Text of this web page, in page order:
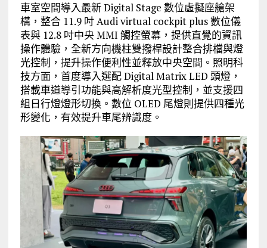
車室空間導入最新 Digital Stage 數位虛擬座艙架
構，整合 11.9 吋 Audi virtual cockpit plus 數位儀
表與 12.8 吋中央 MMI 觸控螢幕，提供直覺的資訊
操作體驗，全新方向機柱雙撥桿設計整合排檔與燈
光控制，提升操作便利性並釋放中央空間。照明科
技方面，首度導入選配 Digital Matrix LED 頭燈，
搭載車道導引功能與高解析度光型控制，並支援四
組日行燈燈形切換。數位 OLED 尾燈則提供四種光
形變化，有效提升車尾辨識度。